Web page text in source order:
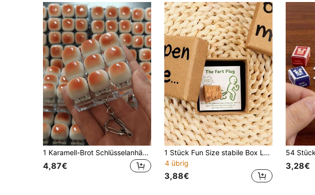
1 Karamell-Brot Schlüsselanhänger, mechanische Tastatur, Schlüsselanhänger, Schreibtischdekoration, Handy Dekor, kreative Neuheit zum Drücken
4,87€
1 Stück Fun Size stabile Box Lustige dauerhafte Furz-Stopper Geschenkbox mit Grußkarte, Muster mit Cartoon-Charakteren und humorvollen Phrasen, ideal für Valentinstag, Hochzeiten, Geburtstage, Partys, Scherz, Streich, Geschenk für Liebste, Freunde, Lustige Geschenke, Neuheiten
4 übrig
3,88€
3,28€